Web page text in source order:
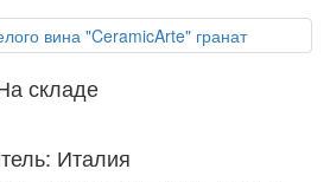
складе
Италия